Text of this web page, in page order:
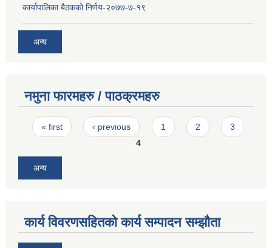
कार्यापालिका बैठकको निर्णय-२०७७-७-१९
अन्य
नमुना फारमहरु / पाठक्रमहरु
Pages
« first ‹ previous 1 2
3
4
अन्य
कार्य विवरणसहितको कार्य सम्पादन सम्झौता